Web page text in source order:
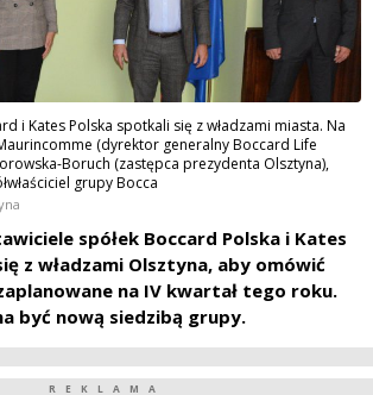
i Kates Polska spotkali się z władzami miasta. Na
(dyrektor generalny Boccard Life
Boruch (zastępca prezydenta Olsztyna),
grupy Bocca
spółek Boccard Polska i Kates
z władzami Olsztyna, aby omówić
na IV kwartał tego roku.
być nową siedzibą grupy.
REKLAMA